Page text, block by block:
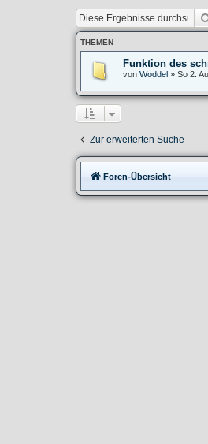
THEMEN
Funktion des
von Woddel » So 2.
Zur erweiterten Suche
Foren-Übersicht